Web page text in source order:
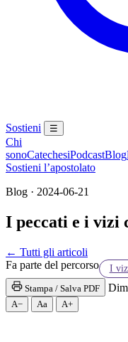
Sostieni ☰
Chi
sonoCatechesiPodcastBlog
Sostieni l’apostolato
Blog · 2024-06-21
I peccati e i vizi
← Tutti gli articoli
Fa parte del percorso
I
Stampa / Salva PDF
A− Aa A+